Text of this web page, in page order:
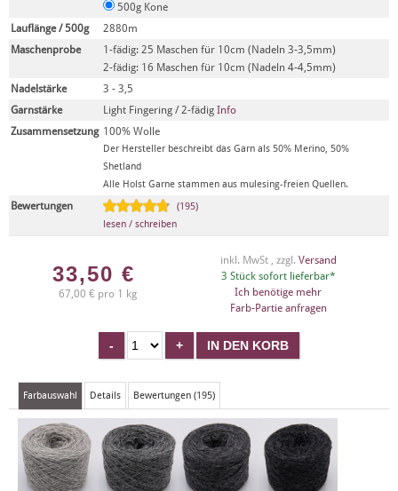
500g Kone
Lauflänge / 500g
2880m
Maschenprobe
1-fädig: 25 Maschen für 10cm (Nadeln 3-3,5mm)
2-fädig: 16 Maschen für 10cm (Nadeln 4-4,5mm)
Nadelstärke
3 - 3,5
Garnstärke
Light Fingering / 2-fädig Info
Zusammensetzung 100% Wolle
Der Hersteller beschreibt das Garn als 50% Merino, 50%
Shetland
Alle Holst Garne stammen aus mulesing-freien Quellen.
Bewertungen
(195)
lesen / schreiben
33,50 €
67,00 € pro 1 kg
inkl. MwSt , zzgl. Versand
3 Stück sofort lieferbar*
Ich benötige mehr
Farb-Partie anfragen
Farbauswahl Details Bewertungen (195)